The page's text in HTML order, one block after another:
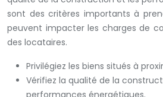
sont des critères importants à
peuvent impacter les charges de
des locataires.
Privilégiez les biens situés à
Vérifiez la qualité de la
performances énergétiques.